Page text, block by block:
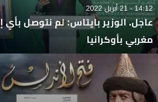
14:12 - 21 أبريل 2022
عاجل. الوزير بايتاس: لم نتوصل بأي
مغربي بأوكرانيا